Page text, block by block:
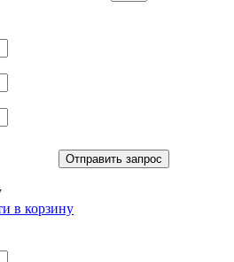
Отправить запрос
в корзину